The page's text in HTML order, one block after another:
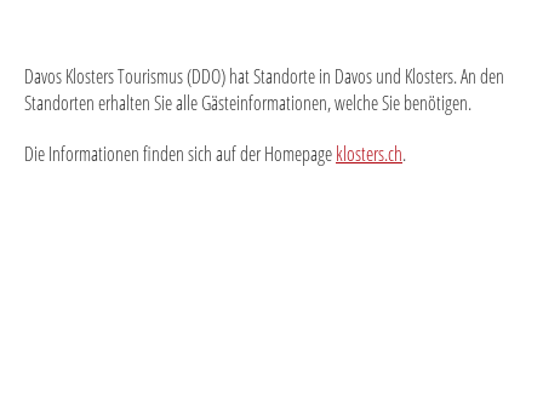
Davos Klosters Tourismus (DDO) hat Standorte in Davos und Klosters. An den
Standorten erhalten Sie alle Gästeinformationen, welche Sie benötigen.
Die Informationen finden sich auf der Homepageklosters.ch.